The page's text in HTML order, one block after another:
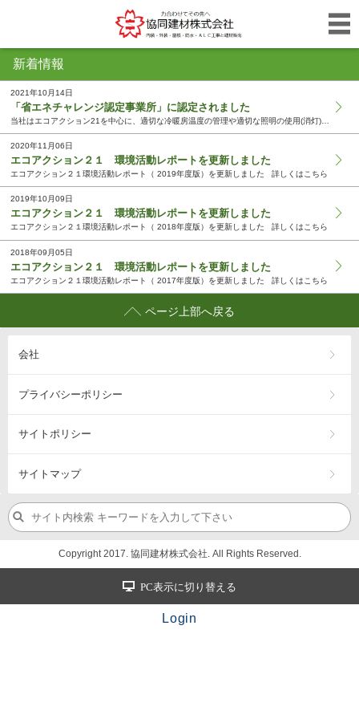
新着情報
2021年10月14日
「省エネチャレンジ認定事業所」に認定されました
2020年11月06日
エコアクション２１ 環境活動レポートを更新しました
エコアクション２１環境活動レポート（ 2019年度版）を更新しました 詳しくはこちら
2019年10月09日
エコアクション２１ 環境活動レポートを更新しました
エコアクション２１環境活動レポート（ 2018年度版）を更新しました 詳しくはこちら
2018年09月05日
エコアクション２１ 環境活動レポートを更新しました
エコアクション２１環境活動レポート（ 2017年度版）を更新しました 詳しくはこちら
ページ上部へ戻る
会社
プライバシーポリシー
サイトポリシー
サイトマップ
Copyright 2017. 協同建材株式会社. All Rights Reserved.
PC表示に切り替える
Login